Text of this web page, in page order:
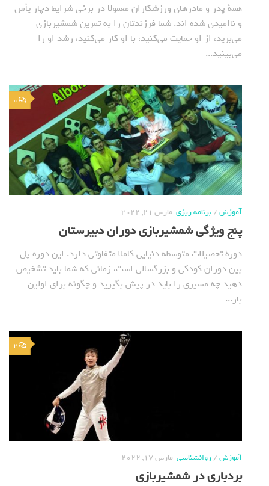
همة پدر و مادرهای ورزشکاران معمولا در برخی شرایط دچار یأس
و ناامیدی شده اند. شما فرزندتان را به تمرین شمشیربازی
می‌برید، از او حمایت می‌کنید، با او کار می‌کنید، رشد او را
می‌بینید...
0
آموزش/برنامه ریزی مارس 21, 2022
پنج ویژگی شمشیربازی دوران دبیرستان
دورة تحصیلات متوسطه دنیایی کاملا متفاوتی دارد. این دوره پل
بین دوران کودکی و بزرگسالی است، زمانی که شما باید تشخیص
دهید چه مسیری را باید در پیش بگیرید و چگونه برای اولین
بار...
2
آموزش/روانشناسی مارس 17, 2022
بردباری در شمشیربازی